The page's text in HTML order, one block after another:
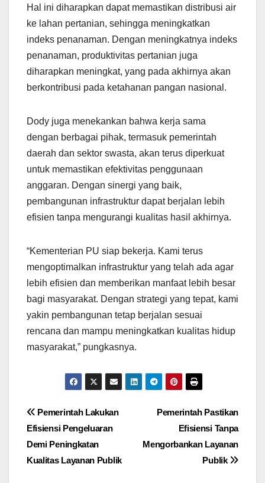
Hal ini diharapkan dapat memastikan distribusi air
ke lahan pertanian, sehingga meningkatkan
indeks penanaman. Dengan meningkatnya indeks
penanaman, produktivitas pertanian juga
diharapkan meningkat, yang pada akhirnya akan
berkontribusi pada ketahanan pangan nasional.
Dody juga menekankan bahwa kerja sama
dengan berbagai pihak, termasuk pemerintah
daerah dan sektor swasta, akan terus diperkuat
untuk memastikan efektivitas penggunaan
anggaran. Dengan sinergi yang baik,
pembangunan infrastruktur dapat berjalan lebih
efisien tanpa mengurangi kualitas hasil akhirnya.
“Kementerian PU siap bekerja. Kami terus
mengoptimalkan infrastruktur yang telah ada agar
lebih efisien dan memberikan manfaat lebih besar
bagi masyarakat. Dengan strategi yang tepat, kami
yakin pembangunan tetap berjalan sesuai
rencana dan mampu meningkatkan kualitas hidup
masyarakat,” pungkasnya.
Post
navigation
Pemerintah Pastikan
Efisiensi Tanpa
Mengorbankan Layanan
Publik
Pemerintah Lakukan
Efisiensi Pengeluaran
Demi Peningkatan
Kualitas Layanan Publik